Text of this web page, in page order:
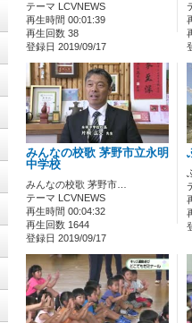
テーマ LCVNEWS
再生時間 00:01:39
再生回数 38
登録日 2019/09/17
みんなの校歌 茅野市立永明
中学校
みんなの校歌 茅野市…
テーマ LCVNEWS
再生時間 00:04:32
再生回数 1644
登録日 2019/09/17